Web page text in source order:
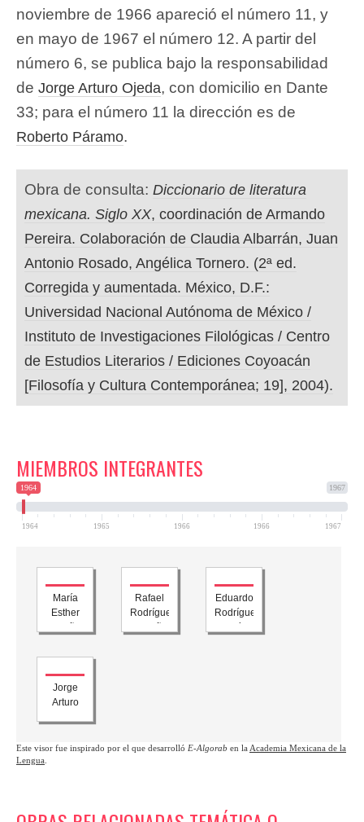
noviembre de 1966 apareció el número 11, y
en mayo de 1967 el número 12. A partir del
número 6, se publica bajo la responsabilidad
de Jorge Arturo Ojeda, con domicilio en Dante
33; para el número 11 la dirección es de
Roberto Páramo.
Obra de consulta: Diccionario de literatura
mexicana. Siglo XX, coordinación de Armando
Pereira. Colaboración de Claudia Albarrán, Juan
Antonio Rosado, Angélica Tornero. (2ª ed.
Corregida y aumentada. México, D.F.:
Universidad Nacional Autónoma de México /
Instituto de Investigaciones Filológicas / Centro
de Estudios Literarios / Ediciones Coyoacán
[Filosofía y Cultura Contemporánea; 19], 2004).
MIEMBROS INTEGRANTES
1967
1964
1964 1965 1966 1966 1967
María
Esther
Rafael
Rodríguez
Eduardo
Rodríguez
Jorge
Arturo
Este visor fue inspirado por el que desarrolló E-Algorab en la Academia Mexicana de la
Lengua